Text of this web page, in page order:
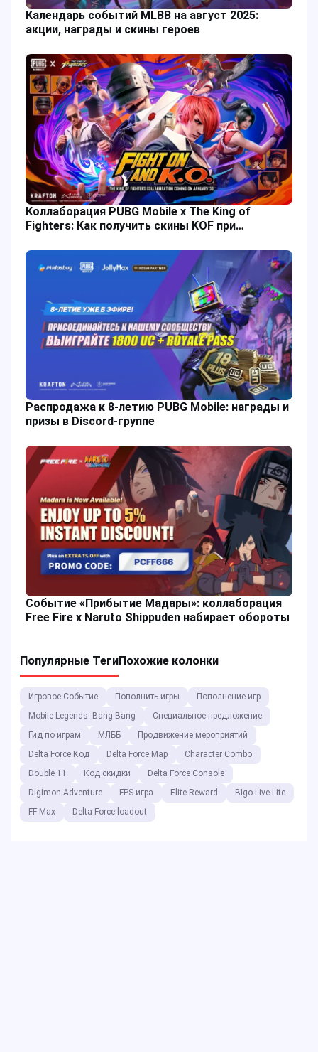
Календарь событий MLBB на август 2025:
акции, награды и скины героев
Коллаборация PUBG Mobile x The King of
Fighters: Как получить скины KOF при
Распродажа к 8-летию PUBG Mobile: награды и
призы в Discord-группе
Событие «Прибытие Мадары»: коллаборация
Free Fire x Naruto Shippuden набирает обороты
Популярные ТегиПохожие колонки
Игровое Событие Пополнить игры
Пополнение игр
Mobile Legends: Bang Bang
Специальное предложение
Гид по играм
МЛББ
Продвижение мероприятий
Delta Force Код
Delta Force Map
Character Combo
Double 11
Код скидки
Delta Force Console
Digimon Adventure
FPS-игра Elite Reward
Bigo Live Lite
FF Max
Delta Force loadout